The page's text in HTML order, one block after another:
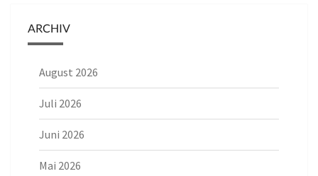
ARCHIV
August 2026
Juli 2026
Juni 2026
Mai 2026